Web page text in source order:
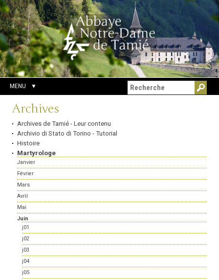
Aller
au
contenu.
|
Aller
à
la
navigation
Outils
personnels
Chercher par
Recherche
avancée…
MENU
Navigation
Archives
Archives de Tamié - Leur contenu
Archivio di Stato di Torino - Tutorial
Histoire
Martyrologe
Janvier
Février
Mars
Avril
Mai
Juin
j01
j02
j03
j04
j05